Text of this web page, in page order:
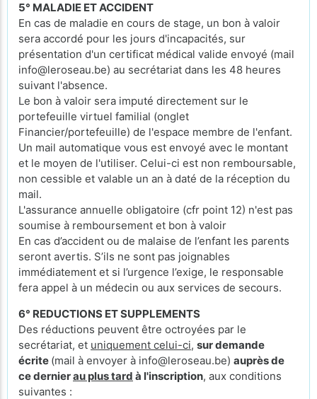
5° MALADIE ET ACCIDENT
En cas de maladie en cours de stage, un bon à valoir
sera accordé pour les jours d'incapacités, sur
présentation d'un certificat médical valide envoyé (mail
info@leroseau.be) au secrétariat dans les 48 heures
suivant l'absence.
Le bon à valoir sera imputé directement sur le
portefeuille virtuel familial (onglet
Financier/portefeuille) de l'espace membre de l'enfant.
Un mail automatique vous est envoyé avec le montant
et le moyen de l'utiliser. Celui-ci est non remboursable,
non cessible et valable un an à daté de la réception du
mail.
L'assurance annuelle obligatoire (cfr point 12) n'est pas
soumise à remboursement et bon à valoir
En cas d’accident ou de malaise de l’enfant les parents
seront avertis. S’ils ne sont pas joignables
immédiatement et si l’urgence l’exige, le responsable
fera appel à un médecin ou aux services de secours.
6° REDUCTIONS ET SUPPLEMENTS
Des réductions peuvent être octroyées par le
secrétariat, et uniquement celui-ci, sur demande
écrite (mail à envoyer à info@leroseau.be) auprès de
ce dernierau plus tard à l'inscription, aux conditions
suivantes :